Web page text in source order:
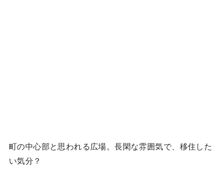
町の中心部と思われる広場。長閑な雰囲気で、移住した
い気分？